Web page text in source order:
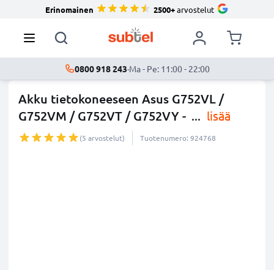
Erinomainen 2500+arvostelut
0800 918 243·Ma - Pe: 11:00 - 22:00
Akku tietokoneeseen Asus G752VL /
G752VM / G752VT / G752VY - ... lisää
(5 arvostelut) Tuotenumero: 924768